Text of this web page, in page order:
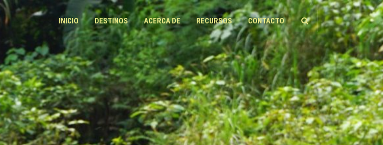
INICIO DESTINOS ACERCA DE RECURSOS CONTACTO